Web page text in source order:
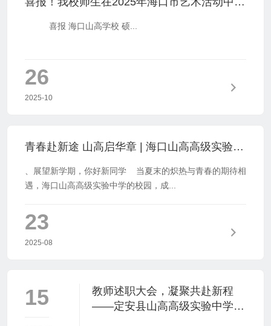
喜报 海口山高学校 硕...
26
2025-10
青春赴新途 山高启华章 | 海口山高高级实验中学高一新生报到记
、展望新学期，你好新同学 当夏末的炽热与青春的期待相
遇，海口山高高级实验中学的校园，成...
23
2025-08
15
教师述职大会，凝聚共赴新程
——定安县山高高级实验中学20